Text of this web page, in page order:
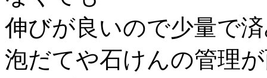
伸びが良いので少量で
泡だてや石けんの管理